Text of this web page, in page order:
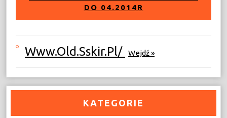
DO 04.2014R
Www.old.sskir.pl/ Wejdź »
KATEGORIE